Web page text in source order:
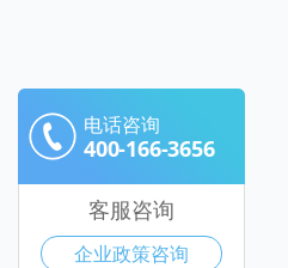
电话咨询
400-166-3656
客服咨询
企业政策咨询